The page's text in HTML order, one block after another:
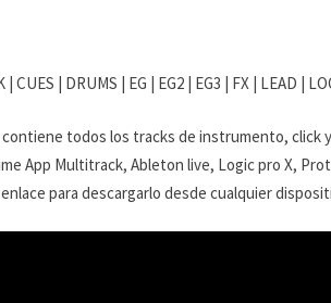
| CUES | DRUMS | EG | EG2 | EG3 | FX | LEAD |
todos los tracks de instrumento, click
App Multitrack, Ableton live, Logic pro X,
para descargarlo desde cualquier